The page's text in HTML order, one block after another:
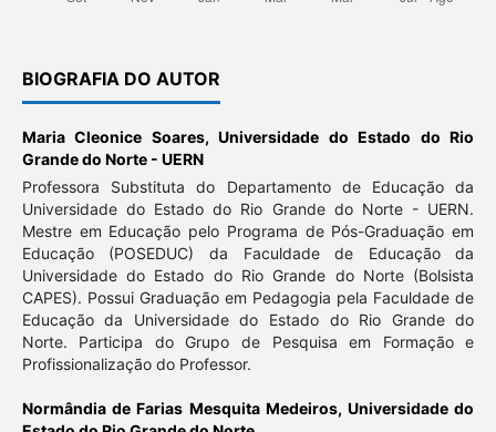
BIOGRAFIA DO AUTOR
Maria Cleonice Soares,Universidade do Estado do Rio
Grande do Norte - UERN
Professora Substituta do Departamento de Educação da
Universidade do Estado do Rio Grande do Norte - UERN.
Mestre em Educação pelo Programa de Pós-Graduação em
Educação (POSEDUC) da Faculdade de Educação da
Universidade do Estado do Rio Grande do Norte (Bolsista
CAPES). Possui Graduação em Pedagogia pela Faculdade de
Educação da Universidade do Estado do Rio Grande do
Norte. Participa do Grupo de Pesquisa em Formação e
Profissionalização do Professor.
Normândia de Farias Mesquita Medeiros, Universidade do